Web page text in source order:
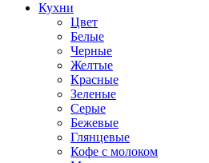
Кухни
Цвет
Белые
Черные
Желтые
Красные
Зеленые
Серые
Бежевые
Глянцевые
Кофе с молоком